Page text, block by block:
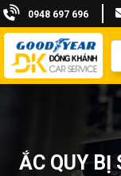
0948 697 696
ẮC QUY BỊ